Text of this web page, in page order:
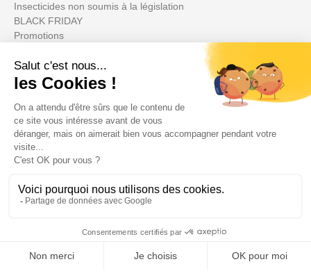
Insecticides non soumis à la législation
BLACK FRIDAY
Promotions
Su cuenta
Informations
